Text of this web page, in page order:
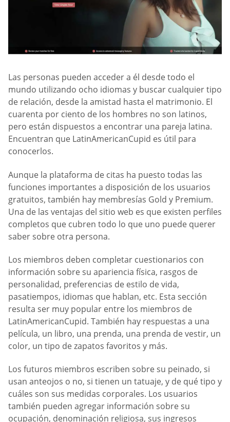
Las personas pueden acceder a él desde todo el
mundo utilizando ocho idiomas y buscar cualquier tipo
de relación, desde la amistad hasta el matrimonio. El
cuarenta por ciento de los hombres no son latinos,
pero están dispuestos a encontrar una pareja latina.
Encuentran que LatinAmericanCupid es útil para
conocerlos.
Aunque la plataforma de citas ha puesto todas las
funciones importantes a disposición de los usuarios
gratuitos, también hay membresías Gold y Premium.
Una de las ventajas del sitio web es que existen perfiles
completos que cubren todo lo que uno puede querer
saber sobre otra persona.
Los miembros deben completar cuestionarios con
información sobre su apariencia física, rasgos de
personalidad, preferencias de estilo de vida,
pasatiempos, idiomas que hablan, etc. Esta sección
resulta ser muy popular entre los miembros de
LatinAmericanCupid. También hay respuestas a una
película, un libro, una prenda, una prenda de vestir, un
color, un tipo de zapatos favoritos y más.
Los futuros miembros escriben sobre su peinado, si
usan anteojos o no, si tienen un tatuaje, y de qué tipo y
cuáles son sus medidas corporales. Los usuarios
también pueden agregar información sobre su
ocupación, denominación religiosa, sus ingresos